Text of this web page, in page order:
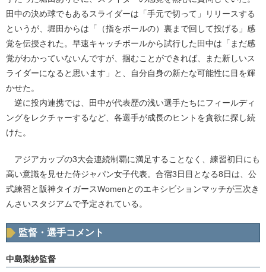
田中の決め球でもあるスライダーは「手元で切って」リリースする
というが、堀田からは「（指をボールの）裏まで回して投げる」感
覚を伝授された。早速キャッチボールから試行した田中は「まだ感
覚がわかっていないんですが、掴むことができれば、また新しいス
ライダーになると思います」と、自分自身の新たな可能性に目を輝
かせた。
逆に投内連携では、田中が代表歴の浅い選手たちにフィールディ
ングをレクチャーするなど、各選手が成長のヒントを貪欲に探し続
けた。
アジアカップの3大会連続制覇に満足することなく、練習初日にも
高い意識を見せた侍ジャパン女子代表。合宿3日目となる8日は、公
式練習と阪神タイガースWomenとのエキシビションマッチが三次き
んさいスタジアムで予定されている。
監督・選手コメント
中島梨紗監督